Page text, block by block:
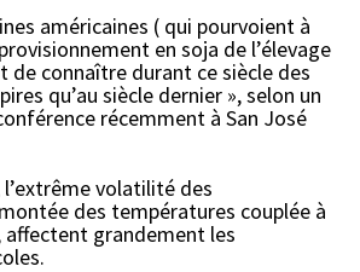
américaines ( qui pourvoient à
en soja de l’élevage
de connaître durant ce siècle des
qu’au siècle dernier », selon un
récemment à San José
l’extrême volatilité des
des températures couplée à
affectent grandement les